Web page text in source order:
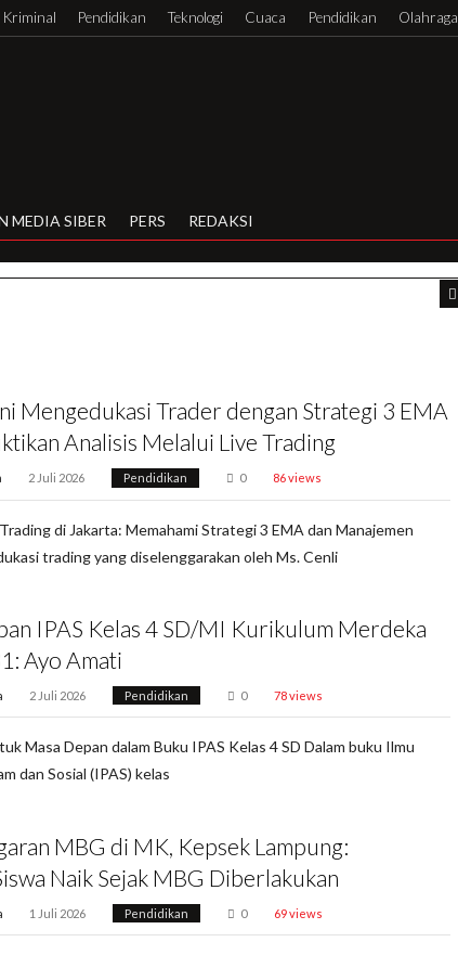
Pendidikan Teknologi Cuaca Pendidikan Olahraga
MEDIA SIBER PERS REDAKSI
Mengedukasi Trader dengan Strategi 3 EMA
Analisis Melalui Live Trading
2 Juli 2026 Pendidikan 0 86 views
di Jakarta: Memahami Strategi 3 EMA dan Manajemen
trading yang diselenggarakan oleh Ms. Cenli
IPAS Kelas 4 SD/MI Kurikulum Merdeka
Ayo Amati
2 Juli 2026 Pendidikan 0 78 views
Masa Depan dalam Buku IPAS Kelas 4 SD Dalam buku Ilmu
dan Sosial (IPAS) kelas
MBG di MK, Kepsek Lampung:
Naik Sejak MBG Diberlakukan
1 Juli 2026 Pendidikan 0 69 views